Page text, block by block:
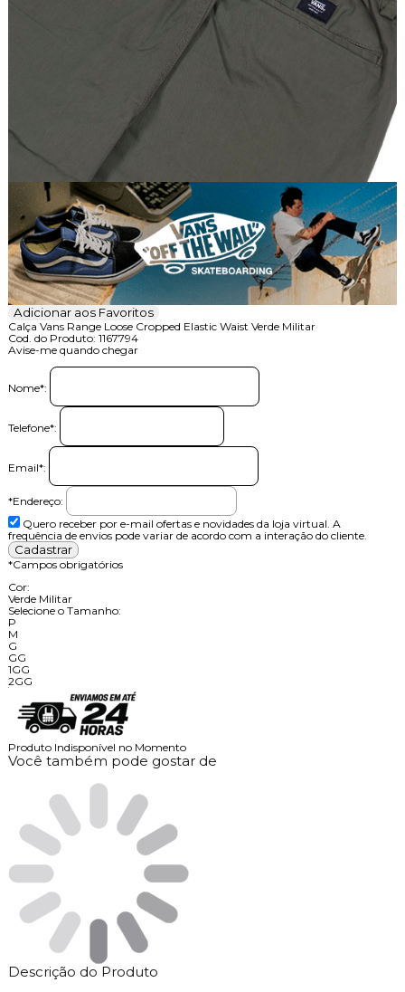
Adicionar aos Favoritos
Calça Vans Range Loose Cropped Elastic Waist Verde Militar
Cod. do Produto: 1167794
Avise-me quando chegar
Nome*:
Telefone*:
Email*:
*Endereço:
Quero receber por e-mail ofertas e novidades da loja virtual. A
frequência de envios pode variar de acordo com a interação do cliente.
*Campos obrigatórios
Cor:
Verde Militar
Selecione o Tamanho:
P
M
G
GG
1GG
2GG
Produto Indisponível no Momento
Você também pode gostar de
Descrição do Produto